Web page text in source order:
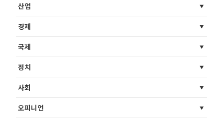
산업
경제
국제
정치
사회
오피니언